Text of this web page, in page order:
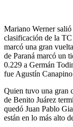
Mariano Werner salió
clasificación de la
marcó una gran
de Paraná marcó un
0.229 a Germán
fue Agustín
Quien tuvo una gran
de Benito Juárez
quedó Juan Pablo
están en lo más alto